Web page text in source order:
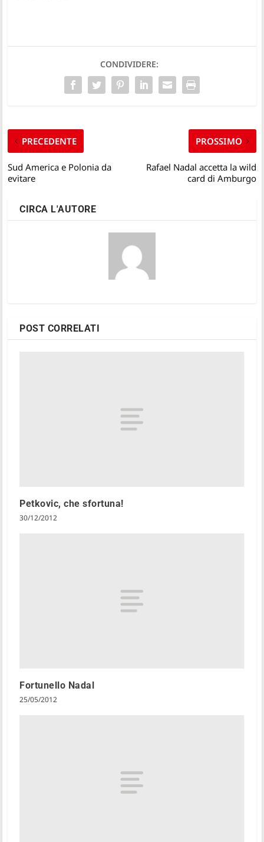
CONDIVIDERE:
PRECEDENTE
Sud America e Polonia da
evitare
PROSSIMO
Rafael Nadal accetta la wild
card di Amburgo
CIRCA L'AUTORE
POST CORRELATI
Petkovic, che sfortuna!
30/12/2012
Fortunello Nadal
25/05/2012